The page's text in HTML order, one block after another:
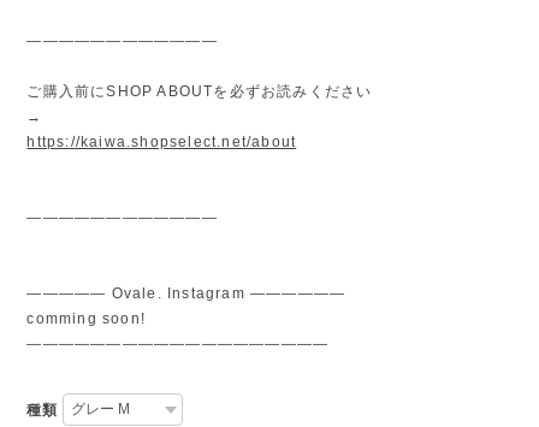
————————————
ご購入前にSHOP ABOUTを必ずお読みください
→
https://kaiwa.shopselect.net/about
————————————
————— Ovale. Instagram ——————
comming soon!
———————————————————
種類